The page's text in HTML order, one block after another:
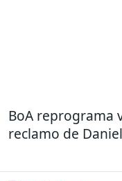
BoA reprograma
reclamo de